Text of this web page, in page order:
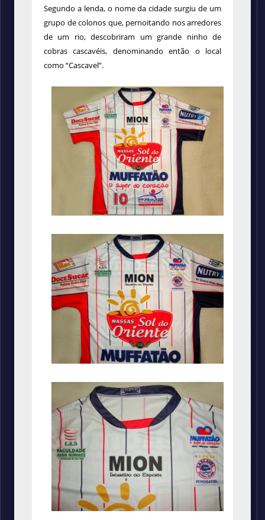
Segundo a lenda, o nome da cidade surgiu de um
grupo de colonos que, pernoitando nos arredores
de um rio, descobriram um grande ninho de
cobras cascavéis, denominando então o local
como “Cascavel”.